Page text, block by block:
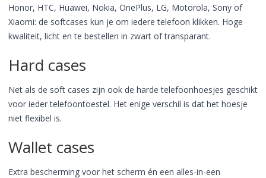
Honor, HTC, Huawei, Nokia, OnePlus, LG, Motorola, Sony of
Xiaomi: de softcases kun je om iedere telefoon klikken. Hoge
kwaliteit, licht en te bestellen in zwart of transparant.
Hard cases
Net als de soft cases zijn ook de harde telefoonhoesjes geschikt
voor ieder telefoontoestel. Het enige verschil is dat het hoesje
niet flexibel is.
Wallet cases
Extra bescherming voor het scherm én een alles-in-een